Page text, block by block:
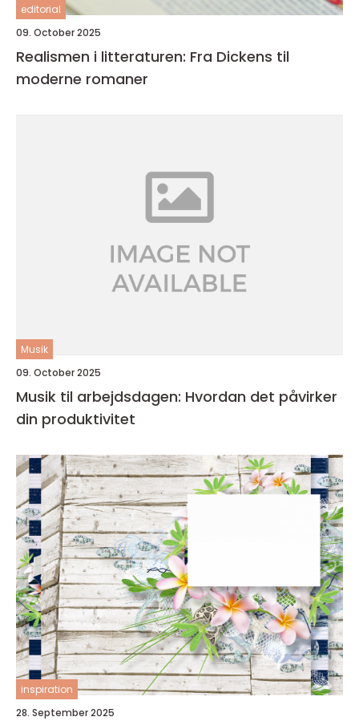
editorial
09. October 2025
Realismen i litteraturen: Fra Dickens til
moderne romaner
Musik
09. October 2025
Musik til arbejdsdagen: Hvordan det påvirker
din produktivitet
inspiration
28. September 2025